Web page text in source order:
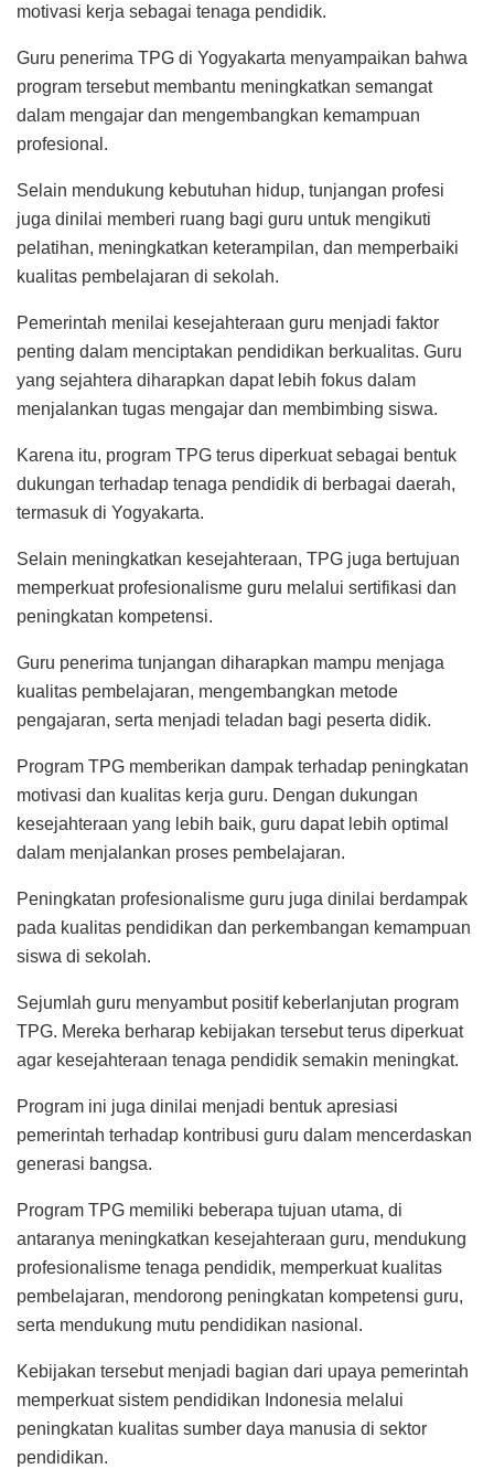
motivasi kerja sebagai tenaga pendidik.
Guru penerima TPG di Yogyakarta menyampaikan bahwa
program tersebut membantu meningkatkan semangat
dalam mengajar dan mengembangkan kemampuan
profesional.
Selain mendukung kebutuhan hidup, tunjangan profesi
juga dinilai memberi ruang bagi guru untuk mengikuti
pelatihan, meningkatkan keterampilan, dan memperbaiki
kualitas pembelajaran di sekolah.
Pemerintah menilai kesejahteraan guru menjadi faktor
penting dalam menciptakan pendidikan berkualitas. Guru
yang sejahtera diharapkan dapat lebih fokus dalam
menjalankan tugas mengajar dan membimbing siswa.
Karena itu, program TPG terus diperkuat sebagai bentuk
dukungan terhadap tenaga pendidik di berbagai daerah,
termasuk di Yogyakarta.
Selain meningkatkan kesejahteraan, TPG juga bertujuan
memperkuat profesionalisme guru melalui sertifikasi dan
peningkatan kompetensi.
Guru penerima tunjangan diharapkan mampu menjaga
kualitas pembelajaran, mengembangkan metode
pengajaran, serta menjadi teladan bagi peserta didik.
Program TPG memberikan dampak terhadap peningkatan
motivasi dan kualitas kerja guru. Dengan dukungan
kesejahteraan yang lebih baik, guru dapat lebih optimal
dalam menjalankan proses pembelajaran.
Peningkatan profesionalisme guru juga dinilai berdampak
pada kualitas pendidikan dan perkembangan kemampuan
siswa di sekolah.
Sejumlah guru menyambut positif keberlanjutan program
TPG. Mereka berharap kebijakan tersebut terus diperkuat
agar kesejahteraan tenaga pendidik semakin meningkat.
Program ini juga dinilai menjadi bentuk apresiasi
pemerintah terhadap kontribusi guru dalam mencerdaskan
generasi bangsa.
Program TPG memiliki beberapa tujuan utama, di
antaranya meningkatkan kesejahteraan guru, mendukung
profesionalisme tenaga pendidik, memperkuat kualitas
pembelajaran, mendorong peningkatan kompetensi guru,
serta mendukung mutu pendidikan nasional.
Kebijakan tersebut menjadi bagian dari upaya pemerintah
memperkuat sistem pendidikan Indonesia melalui
peningkatan kualitas sumber daya manusia di sektor
pendidikan.